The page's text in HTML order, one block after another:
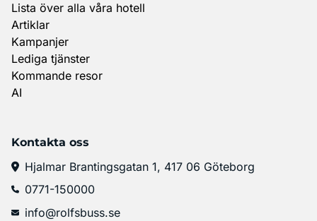
Lista över alla våra hotell
Artiklar
Kampanjer
Lediga tjänster
Kommande resor
AI
Kontakta oss
Hjalmar Brantingsgatan 1, 417 06 Göteborg
0771-150000
info@rolfsbuss.se